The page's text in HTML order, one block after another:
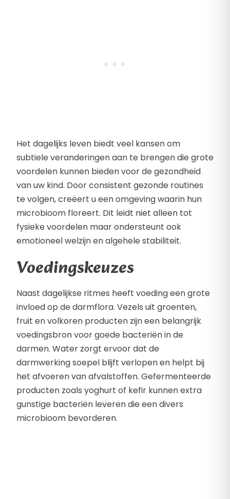
Het dagelijks leven biedt veel kansen om
subtiele veranderingen aan te brengen die grote
voordelen kunnen bieden voor de gezondheid
van uw kind. Door consistent gezonde routines
te volgen, creëert u een omgeving waarin hun
microbioom floreert. Dit leidt niet alleen tot
fysieke voordelen maar ondersteunt ook
emotioneel welzijn en algehele stabiliteit.
Voedingskeuzes
Naast dagelijkse ritmes heeft voeding een grote
invloed op de darmflora. Vezels uit groenten,
fruit en volkoren producten zijn een belangrijk
voedingsbron voor goede bacteriën in de
darmen. Water zorgt ervoor dat de
darmwerking soepel blijft verlopen en helpt bij
het afvoeren van afvalstoffen. Gefermenteerde
producten zoals yoghurt of kefir kunnen extra
gunstige bacteriën leveren die een divers
microbioom bevorderen.